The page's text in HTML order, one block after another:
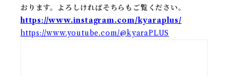
おります。よろしければそちらもご覧ください。
https://www.instagram.com/kyaraplus/
https://www.youtube.com/@kyaraPLUS